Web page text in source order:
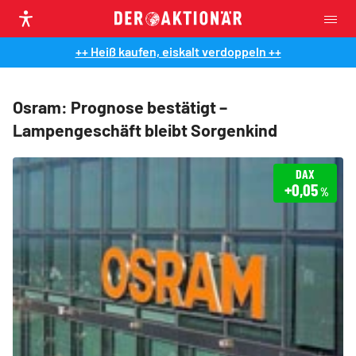
++ Heiß kaufen, eiskalt verdoppeln ++
Osram: Prognose bestätigt –
Lampengeschäft bleibt Sorgenkind
DAX
+0,05%